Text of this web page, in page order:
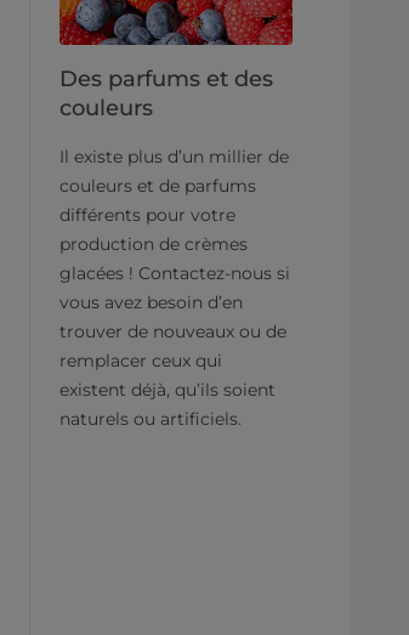
Des parfums et des
couleurs
Il existe plus d’un millier de
couleurs et de parfums
différents pour votre
production de crèmes
glacées ! Contactez-nous si
vous avez besoin d’en
trouver de nouveaux ou de
remplacer ceux qui
existent déjà, qu’ils soient
naturels ou artificiels.